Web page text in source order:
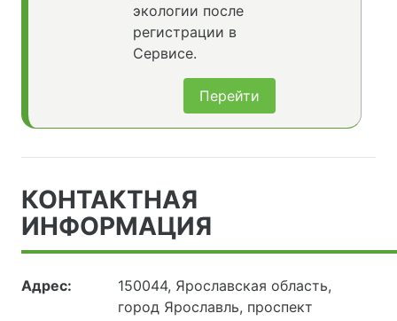
экологии после
регистрации в
Сервисе.
Перейти
КОНТАКТНАЯ
ИНФОРМАЦИЯ
Адрес:
150044, Ярославская область,
город Ярославль, проспект